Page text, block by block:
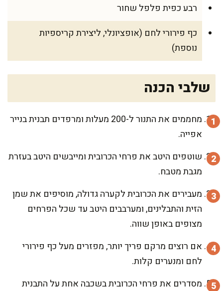
רבע כפית פלפל שחור
כף פירורי לחם (אופציונלי, ליצירת קריספיות
נוספת)
שלבי הכנה
מחממים את התנור ל-200 מעלות ומרפדים תבנית בנייר
אפייה.
שוטפים היטב את פרחי הכרובית ומייבשים היטב בעזרת
מגבת מטבח.
מעבירים את הכרובית לקערה גדולה, מוסיפים את שמן
הזית והתבלינים, ומערבבים היטב עד שכל הפרחים
מצופים באופן שווה.
אם רוצים מרקם פריך יותר, מפזרים מעל כף פירורי
לחם ומנערים קלות.
מסדרים את פרחי הכרובית בשכבה אחת על התבנית